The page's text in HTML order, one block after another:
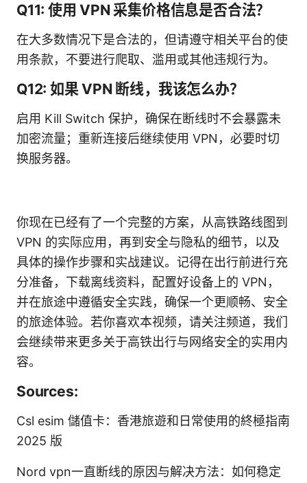
Q11: 使用 VPN 采集价格信息是否合法？
在大多数情况下是合法的，但请遵守相关平台的使
用条款，不要进行爬取、滥用或其他违规行为。
Q12: 如果 VPN 断线，我该怎么办？
启用 Kill Switch 保护，确保在断线时不会暴露未
加密流量；重新连接后继续使用 VPN，必要时切
换服务器。
你现在已经有了一个完整的方案，从高铁路线图到
VPN 的实际应用，再到安全与隐私的细节，以及
具体的操作步骤和实战建议。记得在出行前进行充
分准备，下载离线资料，配置好设备上的 VPN，
并在旅途中遵循安全实践，确保一个更顺畅、安全
的旅途体验。若你喜欢本视频，请关注频道，我们
会继续带来更多关于高铁出行与网络安全的实用内
容。
Sources:
Csl esim 儲值卡：香港旅遊和日常使用的終極指南
2025 版
Nord vpn一直断线的原因与解决方法：如何稳定